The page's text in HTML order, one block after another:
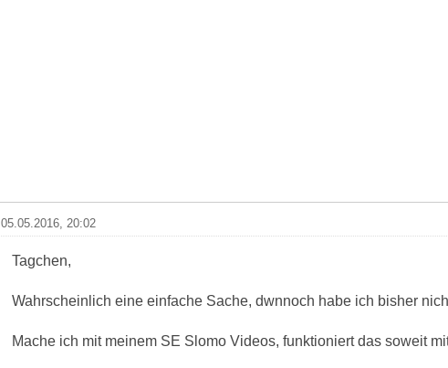
05.05.2016, 20:02
Tagchen,
Wahrscheinlich eine einfache Sache, dwnnoch habe ich bisher
Mache ich mit meinem SE Slomo Videos, funktioniert das soweit